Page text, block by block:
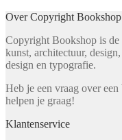
Over Copyright Bookshop
Copyright Bookshop is de
kunst, architectuur,
design en typografie.
Heb je een vraag over
helpen je graag!
Klantenservice